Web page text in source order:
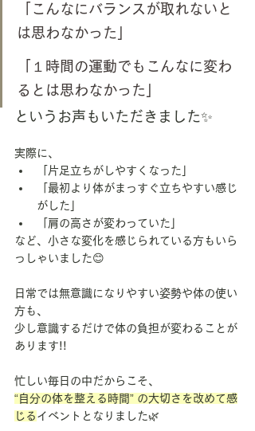
「こんなにバランスが取れないと
は思わなかった」
「１時間の運動でもこんなに変わ
るとは思わなかった」
というお声もいただきました✨
実際に、
「片足立ちがしやすくなった」
「最初より体がまっすぐ立ちやすい感じ
がした」
「肩の高さが変わっていた」
など、小さな変化を感じられている方もいら
っしゃいました😊
日常では無意識になりやすい姿勢や体の使い
方も、
少し意識するだけで体の負担が変わることが
あります!!
忙しい毎日の中だからこそ、
“自分の体を整える時間” の大切さを改めて感
じる イベントとなりました🌿